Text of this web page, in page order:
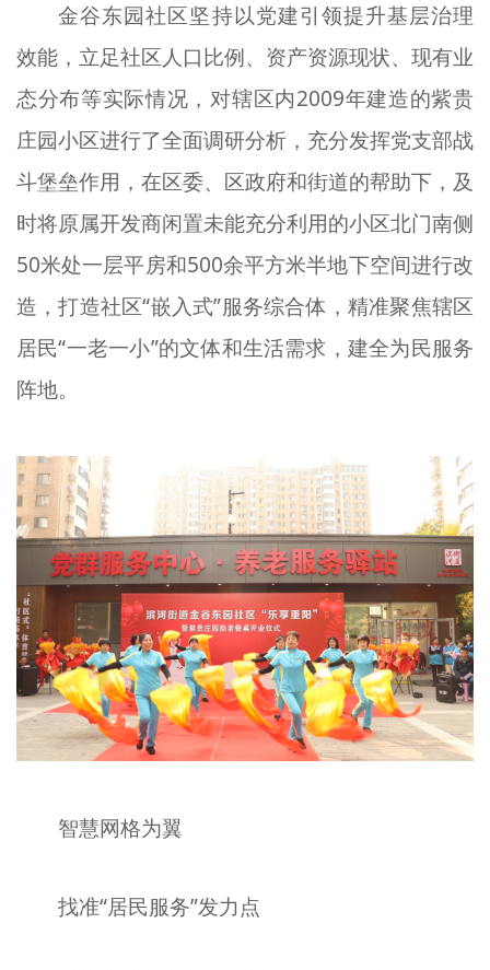
金谷东园社区坚持以党建引领提升基层治理
效能，立足社区人口比例、资产资源现状、现有业
态分布等实际情况，对辖区内2009年建造的紫贵
庄园小区进行了全面调研分析，充分发挥党支部战
斗堡垒作用，在区委、区政府和街道的帮助下，及
时将原属开发商闲置未能充分利用的小区北门南侧
50米处一层平房和500余平方米半地下空间进行改
造，打造社区“嵌入式”服务综合体，精准聚焦辖区
居民“一老一小”的文体和生活需求，建全为民服务
阵地。
智慧网格为翼
找准“居民服务”发力点